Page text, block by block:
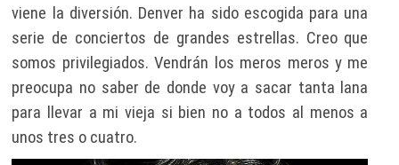
viene la diversión. Denver ha sido escogida para una
serie de conciertos de grandes estrellas. Creo que
somos privilegiados. Vendrán los meros meros y me
preocupa no saber de donde voy a sacar tanta lana
para llevar a mi vieja si bien no a todos al menos a
unos tres o cuatro.